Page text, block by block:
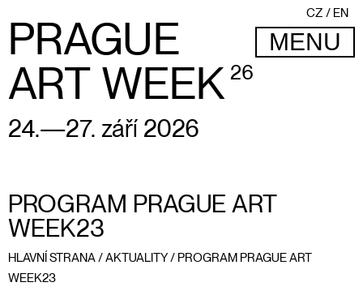
PRAGUE
ART WEEK 26
24.—27. září 2026
CZ EN
MENU
PROGRAM PRAGUE ART
WEEK23
HLAVNÍ STRANA/AKTUALITY/ PROGRAM PRAGUE ART
WEEK23